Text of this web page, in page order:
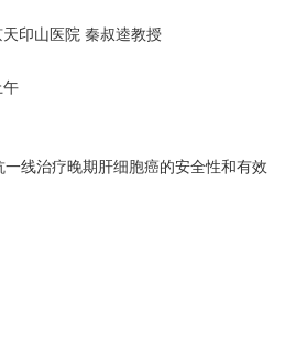
印山医院 秦叔逵教授
线治疗晚期肝细胞癌的安全性和有效